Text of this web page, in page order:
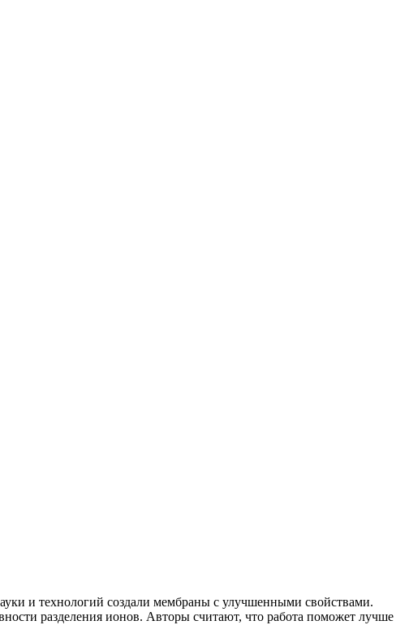
и технологий создали мембраны с улучшенными свойствами.
разделения ионов. Авторы считают, что работа поможет лучше